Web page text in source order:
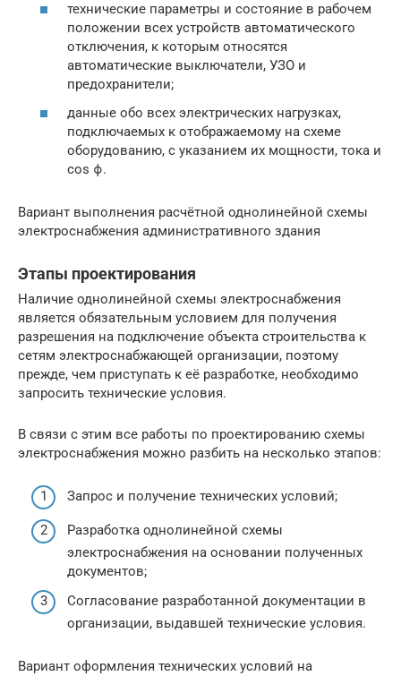
технические параметры и состояние в рабочем
положении всех устройств автоматического
отключения, к которым относятся
автоматические выключатели, УЗО и
предохранители;
данные обо всех электрических нагрузках,
подключаемых к отображаемому на схеме
оборудованию, с указанием их мощности, тока и
cos ϕ.
Вариант выполнения расчётной однолинейной схемы
электроснабжения административного здания
Этапы проектирования
Наличие однолинейной схемы электроснабжения
является обязательным условием для получения
разрешения на подключение объекта строительства к
сетям электроснабжающей организации, поэтому
прежде, чем приступать к её разработке, необходимо
запросить технические условия.
В связи с этим все работы по проектированию схемы
электроснабжения можно разбить на несколько этапов:
Запрос и получение технических условий;
Разработка однолинейной схемы
электроснабжения на основании полученных
документов;
Согласование разработанной документации в
организации, выдавшей технические условия.
Вариант оформления технических условий на